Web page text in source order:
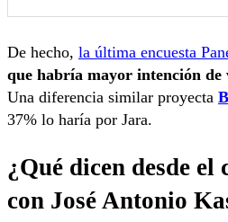
De hecho, la última encuesta
que habría mayor intención
Una diferencia similar proyecta
37% lo haría por Jara.
¿Qué dicen desde
con José Antonio